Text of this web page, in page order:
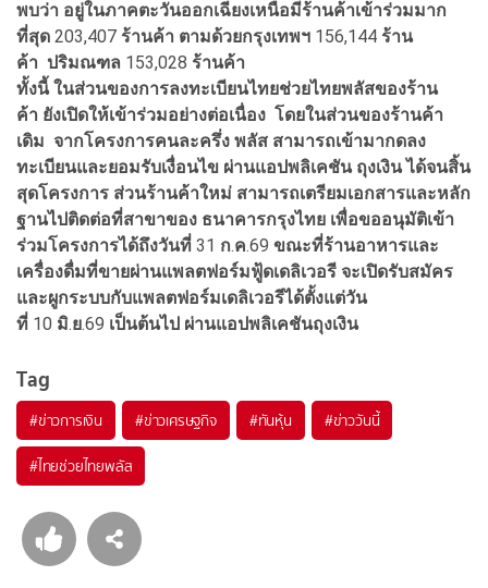
พบว่า อยู่ในภาคตะวันออกเฉียงเหนือมีร้านค้าเข้าร่วมมาก
ที่สุด 203,407 ร้านค้า ตามด้วยกรุงเทพฯ 156,144 ร้าน
ค้า ปริมณฑล 153,028 ร้านค้า
ทั้งนี้ ในส่วนของการลงทะเบียนไทยช่วยไทยพลัสของร้าน
ค้า ยังเปิดให้เข้าร่วมอย่างต่อเนื่อง โดยในส่วนของร้านค้า
เดิม จากโครงการคนละครึ่ง พลัส สามารถเข้ามากดลง
ทะเบียนและยอมรับเงื่อนไข ผ่านแอปพลิเคชัน ถุงเงิน ได้จนสิ้น
สุดโครงการ ส่วนร้านค้าใหม่ สามารถเตรียมเอกสารและหลัก
ฐานไปติดต่อที่สาขาของ ธนาคารกรุงไทย เพื่อขออนุมัติเข้า
ร่วมโครงการได้ถึงวันที่ 31 ก.ค.69 ขณะที่ร้านอาหารและ
เครื่องดื่มที่ขายผ่านแพลตฟอร์มฟู้ดเดลิเวอรี จะเปิดรับสมัคร
และผูกระบบกับแพลตฟอร์มเดลิเวอรีได้ตั้งแต่วัน
ที่ 10 มิ.ย.69 เป็นต้นไป ผ่านแอปพลิเคชันถุงเงิน
Tag
#ข่าวการเงิน #ข่าวเศรษฐกิจ #ทันหุ้น #ข่าววันนี้
#ไทยช่วยไทยพลัส